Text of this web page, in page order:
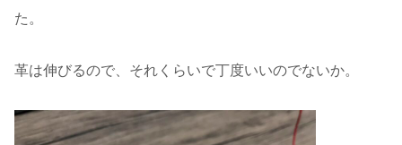
た。
革は伸びるので、それくらいで丁度いいのでないか。